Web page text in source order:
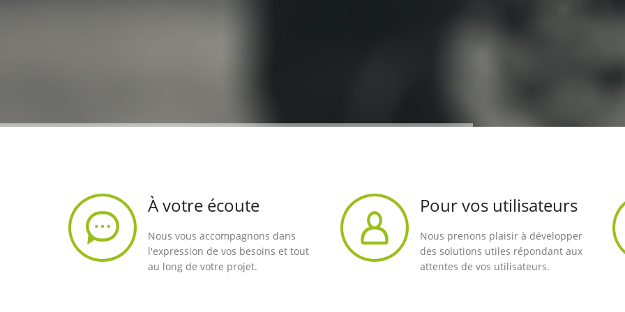
À votre écoute
Nous vous accompagnons dans
l'expression de vos besoins et tout
au long de votre projet.
Pour vos utilisateurs
Nous prenons plaisir à développer
des solutions utiles répondant aux
attentes de vos utilisateurs.